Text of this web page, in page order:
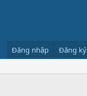
Đăng nhập Đăng ký